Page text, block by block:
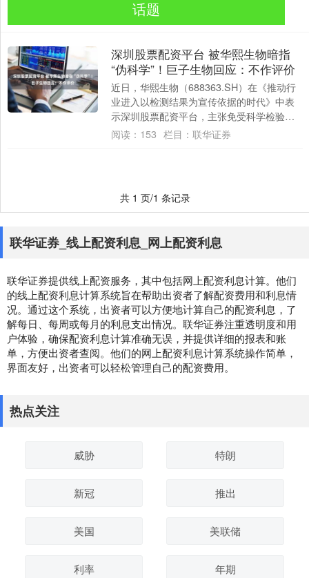
话题
深圳股票配资平台 被华熙生物暗指
“伪科学”！巨子生物回应：不作评价
近日，华熙生物（688363.SH）在《推动行
业进入以检测结果为宣传依据的时代》中表
示深圳股票配资平台，主张免受科学检验的
必定属于伪科学。 “在重组胶原蛋白的测....
阅读： 153 栏目： 联华证券
共 1 页/1 条记录
联华证券_线上配资利息_网上配资利息
联华证券提供线上配资服务，其中包括网上配资利息计算。他们
的线上配资利息计算系统旨在帮助出资者了解配资费用和利息情
况。通过这个系统，出资者可以方便地计算自己的配资利息，了
解每日、每周或每月的利息支出情况。联华证券注重透明度和用
户体验，确保配资利息计算准确无误，并提供详细的报表和账
单，方便出资者查阅。他们的网上配资利息计算系统操作简单，
界面友好，出资者可以轻松管理自己的配资费用。
热点关注
威胁 特朗
新冠 推出
美国 美联储
利率 年期